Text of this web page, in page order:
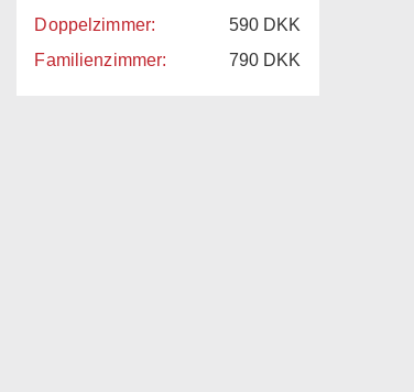
Doppelzimmer:
590 DKK
Familienzimmer:
790 DKK